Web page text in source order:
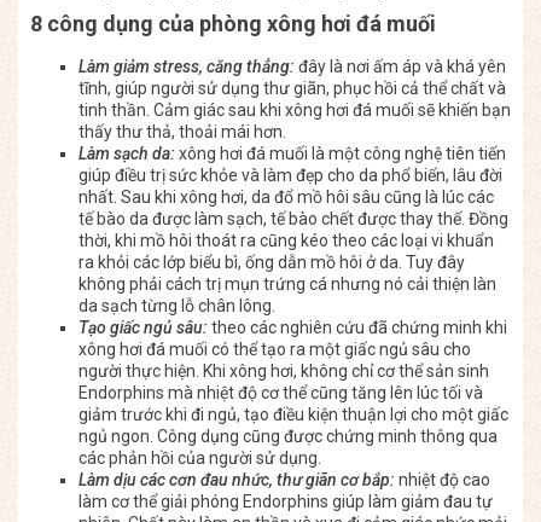
8 công dụng của phòng xông hơi đá muối
Làm giảm stress, căng thẳng: đây là nơi ấm áp và khá yên
tĩnh, giúp người sử dụng thư giãn, phục hồi cả thể chất và
tinh thần. Cảm giác sau khi xông hơi đá muối sẽ khiến bạn
thấy thư thả, thoải mái hơn.
Làm sạch da: xông hơi đá muối là một công nghệ tiên tiến
giúp điều trị sức khỏe và làm đẹp cho da phổ biến, lâu đời
nhất. Sau khi xông hơi, da đổ mồ hôi sâu cũng là lúc các
tế bào da được làm sạch, tế bào chết được thay thế. Đồng
thời, khi mồ hôi thoát ra cũng kéo theo các loại vi khuẩn
ra khỏi các lớp biểu bì, ống dẫn mồ hôi ở da. Tuy đây
không phải cách trị mụn trứng cá nhưng nó cải thiện làn
da sạch từng lỗ chân lông.
Tạo giấc ngủ sâu: theo các nghiên cứu đã chứng minh khi
xông hơi đá muối có thể tạo ra một giấc ngủ sâu cho
người thực hiện. Khi xông hơi, không chỉ cơ thể sản sinh
Endorphins mà nhiệt độ cơ thể cũng tăng lên lúc tối và
giảm trước khi đi ngủ, tạo điều kiện thuận lợi cho một giấc
ngủ ngon. Công dụng cũng được chứng minh thông qua
các phản hồi của người sử dụng.
Làm dịu các cơn đau nhức, thư giãn cơ bắp: nhiệt độ cao
làm cơ thể giải phóng Endorphins giúp làm giảm đau tự